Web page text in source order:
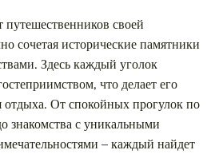
путешественников своей
сочетая исторические памятники
Здесь каждый уголок
что делает его
От спокойных прогулок по
знакомства с уникальными
– каждый найдет